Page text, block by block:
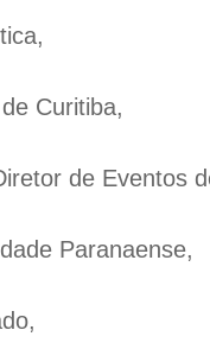
Curitiba,
de Eventos
Paranaense,